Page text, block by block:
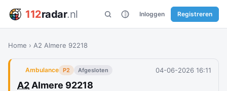
112radar.nl Inloggen Registreren
Home › A2 Almere 92218
Ambulance P2 Afgesloten 04-06-2026 16:11
A2 Almere 92218